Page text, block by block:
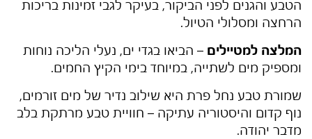
הטבע והגנים לפני הביקור, בעיקר לגבי זמינות בריכות
הרחצה ומסלולי הטיול.
המלצה למטיילים – הביאו בגדי ים, נעלי הליכה נוחות
ומספיק מים לשתייה, במיוחד בימי הקיץ החמים.
שמורת טבע נחל פרת היא שילוב נדיר של מים זורמים,
נוף קדום והיסטוריה עתיקה – חוויית טבע מרתקת בלב
מדבר יהודה.